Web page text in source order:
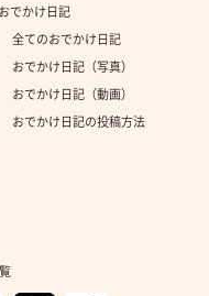
おでかけ日記
全てのおでかけ日記
おでかけ日記（写真）
おでかけ日記（動画）
おでかけ日記の投稿方法